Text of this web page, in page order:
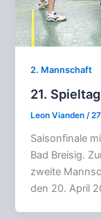
2. Mannschaft
21.
Leon Vianden/
Saisonfinale
Bad Breisig.
zweite
den 20. April